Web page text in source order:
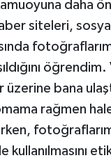
daha
siteleri,
üzerine bana
rağmen
kullanılmasını